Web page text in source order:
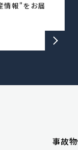
情報"をお届
事故